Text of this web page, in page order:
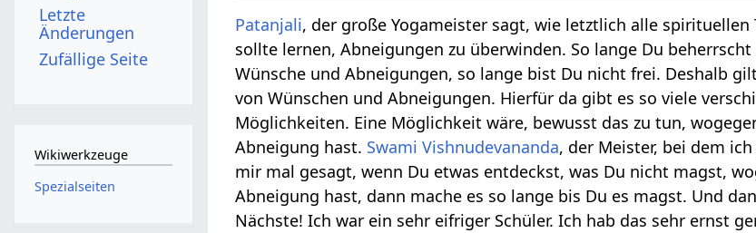
Patanjali, der große Yogameister sagt, wie letztlich alle spirituellen
sollte lernen, Abneigungen zu überwinden. So lange Du
Wünsche und Abneigungen, so lange bist Du nicht frei. Deshalb
von Wünschen und Abneigungen. Hierfür da gibt es so viele
Möglichkeiten. Eine Möglichkeit wäre, bewusst das zu tun,
Abneigung hast. Swami Vishnudevananda, der Meister, bei dem
mir mal gesagt, wenn Du etwas entdeckst, was Du nicht magst,
Abneigung hast, dann mache es so lange bis Du es magst. Und
Nächste! Ich war ein sehr eifriger Schüler. Ich hab das sehr ernst
Letzte
Änderungen
Zufällige Seite
Wikiwerkzeuge
Spezialseiten